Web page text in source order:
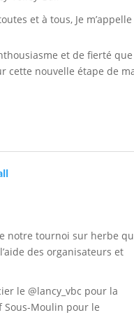
et à tous, Je m’appelle
et de fierté que
cette nouvelle étape de
notre tournoi sur herbe
des organisateurs et
le @lancy_vbc pour la
Sous-Moulin pour le